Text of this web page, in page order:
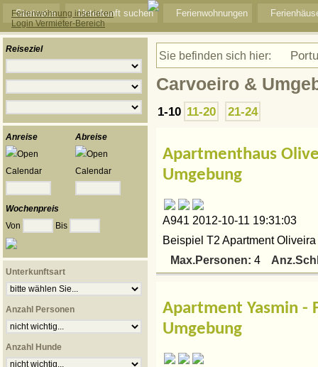
Ferienwohnung inserieren
Login Vermieter-Bereich
Startseite Unterkunft suchen Ferienwohnungen
Reiseziel
Anreise Abreise
Wochenpreis
Von
Bis
Unterkunftsart
Anzahl Personen
Anzahl Hunde
Sie befinden sich hier:
Carvoeiro &
1-10 11-20 21-24
Apartmenthaus
Umgebung
A941 2012-10-11 19:31:03
Beispiel T2 Apartment
Max.Personen: 4
Apartment Yasmin -
Umgebung